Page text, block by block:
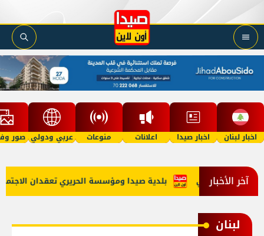
اخبار لبنان اخبار صيدا اعلانات منوعات عربي ودولي صور
آخر الأخبار بلدية صيدا ومؤسسة الحريري تعقدان الاجتماع الاستراتيجي
لبنان